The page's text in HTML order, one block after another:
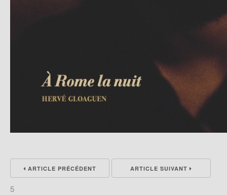
ARTICLE PRÉCÉDENT ARTICLE SUIVANT
5